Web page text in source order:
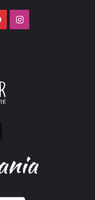
PinterestInstagram